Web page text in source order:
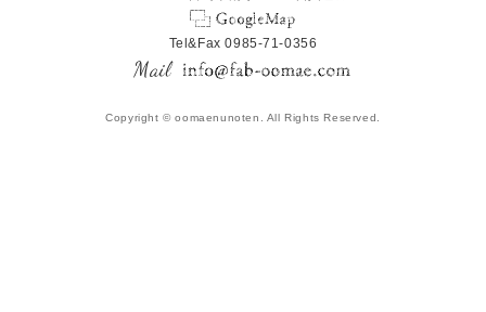
Tel&Fax 0985-71-0356
Copyright © oomaenunoten. All Rights Reserved.